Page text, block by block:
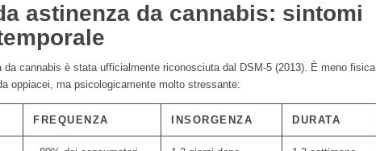
astinenza da cannabis: sintomi
da cannabis è stata ufficialmente riconosciuta dal DSM-5 (2013). È meno fisica
oppiacei, ma psicologicamente molto stressante:
FREQUENZA INSORGENZA DURATA